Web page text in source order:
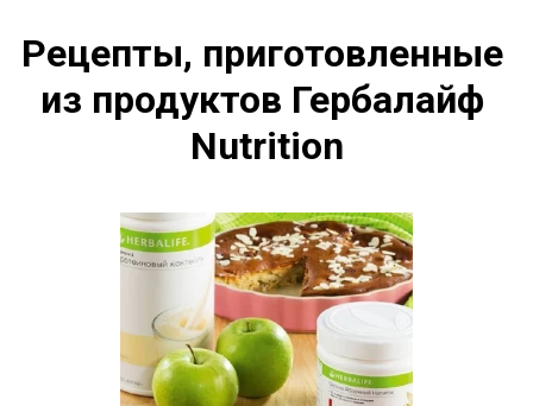
Рецепты, приготовленные
из продуктов Гербалайф
Nutrition